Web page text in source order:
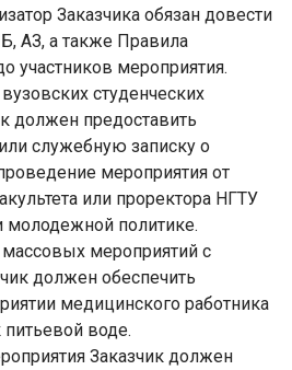
Заказчика обязан довести
АЗ, а также Правила
участников мероприятия.
студенческих
должен предоставить
служебную записку о
мероприятия от
или проректора НГТУ
молодежной политике.
мероприятий с
должен обеспечить
медицинского работника
питьевой воде.
Заказчик должен